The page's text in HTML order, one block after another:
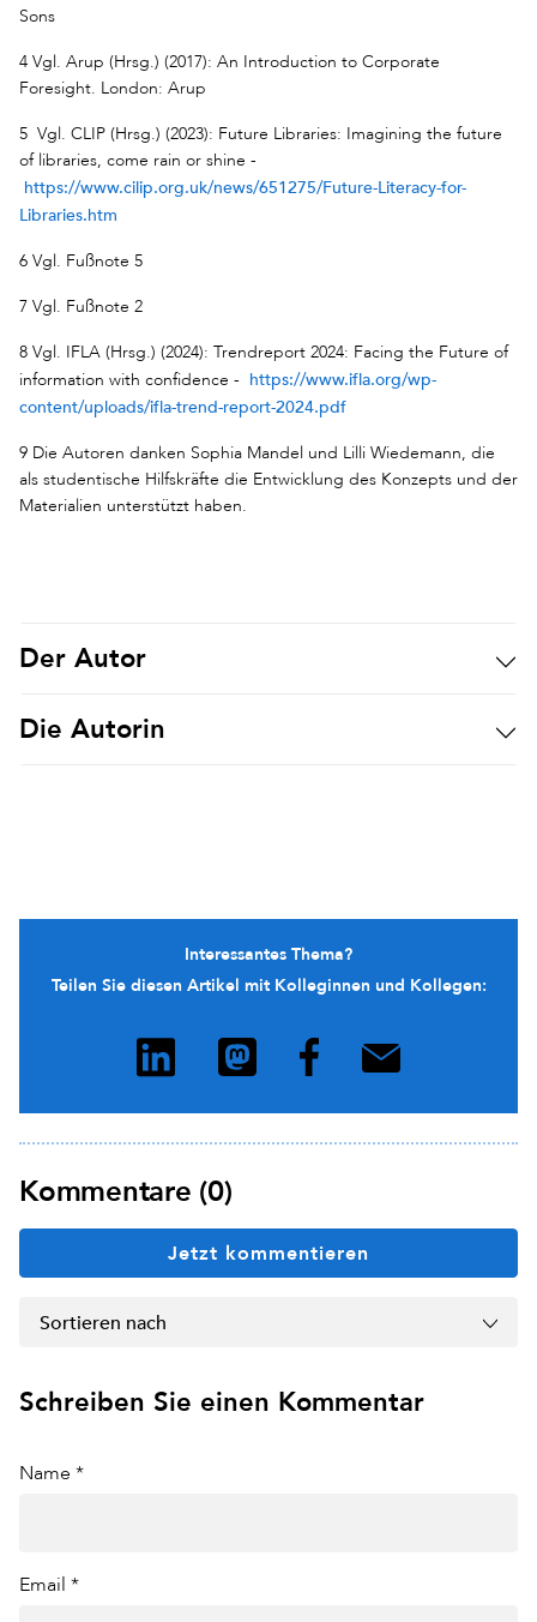
Sons
4 Vgl. Arup (Hrsg.) (2017): An Introduction to Corporate
Foresight. London: Arup
5 Vgl. CLIP (Hrsg.) (2023): Future Libraries: Imagining the future
of libraries, come rain or shine -
https://www.cilip.org.uk/news/651275/Future-Literacy-for-
Libraries.htm
6 Vgl. Fußnote 5
7 Vgl. Fußnote 2
8 Vgl. IFLA (Hrsg.) (2024): Trendreport 2024: Facing the Future of
information with confidence - https://www.ifla.org/wp-
content/uploads/ifla-trend-report-2024.pdf
9 Die Autoren danken Sophia Mandel und Lilli Wiedemann, die
als studentische Hilfskräfte die Entwicklung des Konzepts und der
Materialien unterstützt haben.
Der Autor
Die Autorin
Interessantes Thema?
Teilen Sie diesen Artikel mit Kolleginnen und Kollegen:
Kommentare (0)
Jetzt kommentieren
Sortieren nach
Schreiben Sie einen Kommentar
Name *
Email *